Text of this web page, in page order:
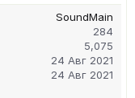
SoundMain
284
5,075
24 Авг 2021
24 Авг 2021